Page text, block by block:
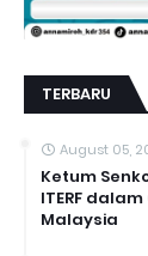
TERBARU
August 05,
Ketum
ITERF
Malaysia